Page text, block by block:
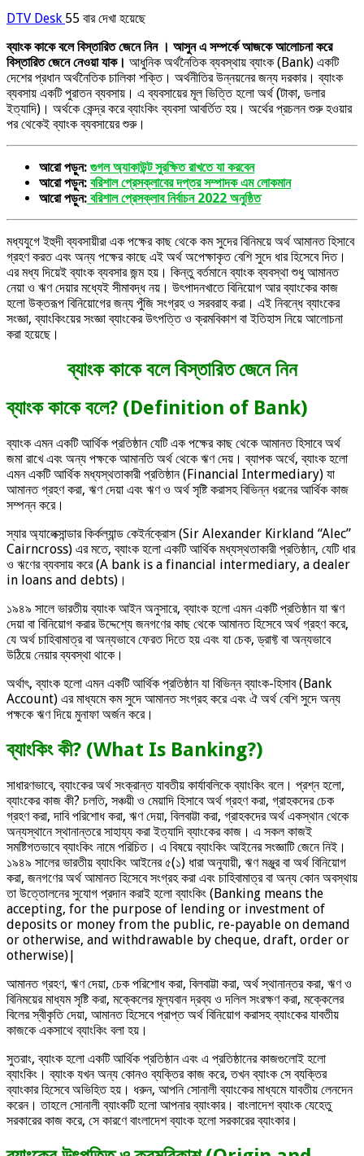
DTV Desk 55 বার দেখা হয়েছে
ব্যাংক কাকে বলে বিস্তারিত জেনে নিন । আসুন এ সম্পর্কে আজকে আলোচনা করে
বিস্তারিত জেনে নেওয়া যাক। আধুনিক অর্থনৈতিক ব্যবস্থায় ব্যাংক (Bank) একটি
দেশের প্রধান অর্থনৈতিক চালিকা শক্তি। অর্থনীতির উন্নয়নের জন্য দরকার। ব্যাংক
ব্যবসায় একটি পুরাতন ব্যবসায়। এ ব্যবসায়ের মূল ভিত্তি হলো অর্থ (টাকা, ডলার
ইত্যাদি)। অর্থকে কেন্দ্র করে ব্যাংকিং ব্যবসা আবর্তিত হয়। অর্থের প্রচলন শুরু হওয়ার
পর থেকেই ব্যাংক ব্যবসায়ের শুরু।
আরো পড়ুন: গুগল অ্যাকাউন্ট সুরক্ষিত রাখতে যা করবেন
আরো পড়ুন: বরিশাল প্রেসক্লাবের দপ্তর সম্পাদক এম লোকমান
আরো পড়ুন: বরিশাল প্রেসক্লাব নির্বাচন 2022 অনুষ্ঠিত
মধ্যযুগে ইহুদী ব্যবসায়ীরা এক পক্ষের কাছ থেকে কম সুদের বিনিময়ে অর্থ আমানত হিসাবে
গ্রহণ করত এবং অন্য পক্ষের কাছে এই অর্থ অপেক্ষাকৃত বেশি সুদে ধার হিসেবে দিত।
এর মধ্য দিয়েই ব্যাংক ব্যবসার জন্ম হয়। কিন্তু বর্তমানে ব্যাংক ব্যবস্থা শুধু আমানত
নেয়া ও ঋণ দেয়ার মধ্যেই সীমাবদ্ধ নয়। উৎপাদনখাতে বিনিয়োগ আর ব্যাংকের কাজ
হলো উক্তরূপ বিনিয়োগের জন্য পুঁজি সংগ্রহ ও সরবরাহ করা। এই নিবন্ধে ব্যাংকের
সংজ্ঞা, ব্যাংকিংয়ের সংজ্ঞা ব্যাংকের উৎপত্তি ও ক্রমবিকাশ বা ইতিহাস নিয়ে আলোচনা
করা হয়েছে।
ব্যাংক কাকে বলে বিস্তারিত জেনে নিন
ব্যাংক কাকে বলে? (Definition of Bank)
ব্যাংক এমন একটি আর্থিক প্রতিষ্ঠান যেটি এক পক্ষের কাছ থেকে আমানত হিসাবে অর্থ
জমা রাখে এবং অন্য পক্ষকে আমানতি অর্থ থেকে ঋণ দেয়। ব্যাপক অর্থে, ব্যাংক হলো
এমন একটি আর্থিক মধ্যস্থতাকারী প্রতিষ্ঠান (Financial Intermediary) যা
আমানত গ্রহণ করা, ঋণ দেয়া এবং ঋণ ও অর্থ সৃষ্টি করাসহ বিভিন্ন ধরনের আর্থিক কাজ
সম্পন্ন করে।
স্যার অ্যালেক্সান্ডার কির্কল্যান্ড কেইর্নক্রোস (Sir Alexander Kirkland “Alec”
Cairncross) এর মতে, ব্যাংক হলো একটি আর্থিক মধ্যস্থতাকারী প্রতিষ্ঠান, যেটি ধার
ও ঋণের ব্যবসায় করে (A bank is a financial intermediary, a dealer
in loans and debts)।
১৯৪৯ সালে ভারতীয় ব্যাংক আইন অনুসারে, ব্যাংক হলো এমন একটি প্রতিষ্ঠান যা ঋণ
দেয়া বা বিনিয়োগ করার উদ্দেশ্যে জনগণের কাছ থেকে আমানত হিসেবে অর্থ গ্রহণ করে,
যে অর্থ চাহিবামাত্র বা অন্যভাবে ফেরত দিতে হয় এবং যা চেক, ড্রাফ্ট বা অন্যভাবে
উঠিয়ে নেয়ার ব্যবস্থা থাকে।
অর্থাৎ, ব্যাংক হলো এমন একটি আর্থিক প্রতিষ্ঠান যা বিভিন্ন ব্যাংক-হিসাব (Bank
Account) এর মাধ্যমে কম সুদে আমানত সংগ্রহ করে এবং ঐ অর্থ বেশি সুদে অন্য
পক্ষকে ঋণ দিয়ে মুনাফা অর্জন করে।
ব্যাংকিং কী? (What Is Banking?)
সাধারণভাবে, ব্যাংকের অর্থ সংক্রান্ত যাবতীয় কার্যাবলিকে ব্যাংকিং বলে। প্রশ্ন হলো,
ব্যাংকের কাজ কী? চলতি, সঞ্চয়ী ও মেয়াদি হিসাবে অর্থ গ্রহণ করা, গ্রাহকদের চেক
গ্রহণ করা, দাবি পরিশোধ করা, ঋণ দেয়া, বিলবাট্টা করা, গ্রাহকদের অর্থ একস্থান থেকে
অন্যস্থানে স্থানান্তরে সাহায্য করা ইত্যাদি ব্যাংকের কাজ। এ সকল কাজই
সমষ্টিগতভাবে ব্যাংকিং নামে পরিচিত। এ বিষয়ে ব্যাংকিং আইনের সংজ্ঞাটি জেনে নিই।
১৯৪৯ সালের ভারতীয় ব্যাংকিং আইনের ৫(১) ধারা অনুযায়ী, ঋণ মঞ্জুর বা অর্থ বিনিয়োগ
করা, জনগণের অর্থ আমানত হিসেবে সংগ্রহ করা এবং চাহিবামাত্র বা অন্য কোন অবস্থায়
তা উত্তোলনের সুযোগ প্রদান করাই হলো ব্যাংকিং (Banking means the
accepting, for the purpose of lending or investment of
deposits or money from the public, re-payable on demand
or otherwise, and withdrawable by cheque, draft, order or
otherwise)|
আমানত গ্রহণ, ঋণ দেয়া, চেক পরিশোধ করা, বিলবাট্টা করা, অর্থ স্থানান্তর করা, ঋণ ও
বিনিময়ের মাধ্যম সৃষ্টি করা, মক্কেলের মূল্যবান দ্রব্য ও দলিল সংরক্ষণ করা, মক্কেলের
বিলের স্বীকৃতি দেয়া, আমানত হিসেবে প্রাপ্ত অর্থ বিনিয়োগ করাসহ ব্যাংকের যাবতীয়
কাজকে একসাথে ব্যাংকিং বলা হয়।
সুতরাং, ব্যাংক হলো একটি আর্থিক প্রতিষ্ঠান এবং এ প্রতিষ্ঠানের কাজগুলোই হলো
ব্যাংকিং। ব্যাংক যখন অন্য কোনও ব্যক্তির কাজ করে, তখন ব্যাংক সে ব্যক্তির
ব্যাংকার হিসেবে অভিহিত হয়। ধরুন, আপনি সোনালী ব্যাংকের মাধ্যমে যাবতীয় লেনদেন
করেন। তাহলে সোনালী ব্যাংকটি হলো আপনার ব্যাংকার। বাংলাদেশ ব্যাংক যেহেতু
সরকারের কাজ করে, সে কারণে বাংলাদেশ ব্যাংক হলো সরকারের ব্যাংকার।